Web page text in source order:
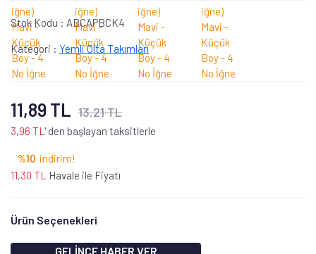
Stok Kodu : ABCAPBCK4
Kategori : Yemli Olta Takımları
11,89 TL 13,21 TL
3,96 TL ' den başlayan taksitlerle
%10 indirim!
11,30 TL
Havale ile Fiyatı
Ürün Seçenekleri
GELİNCE HABER VER